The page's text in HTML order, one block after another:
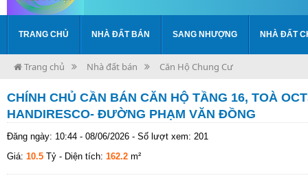
TRANG CHỦ NHÀ ĐẤT BÁN SANG NHƯỢNG NHÀ ĐẤT
Trang chủ Nhà đất bán Căn Hộ Chung Cư
CHÍNH CHỦ CẦN BÁN CĂN HỘ TẦNG 16, TOÀ
HANDIRESCO- ĐƯỜNG PHẠM VĂN ĐỒNG
Đăng ngày: 10:44 - 08/06/2026 - Số lượt xem: 201
Giá: 10.5 Tỷ - Diện tích: 162.2 m²